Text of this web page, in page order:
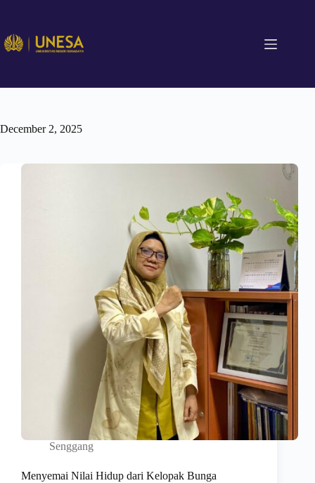
December 2, 2025
Senggang
Menyemai Nilai Hidup dari Kelopak Bunga